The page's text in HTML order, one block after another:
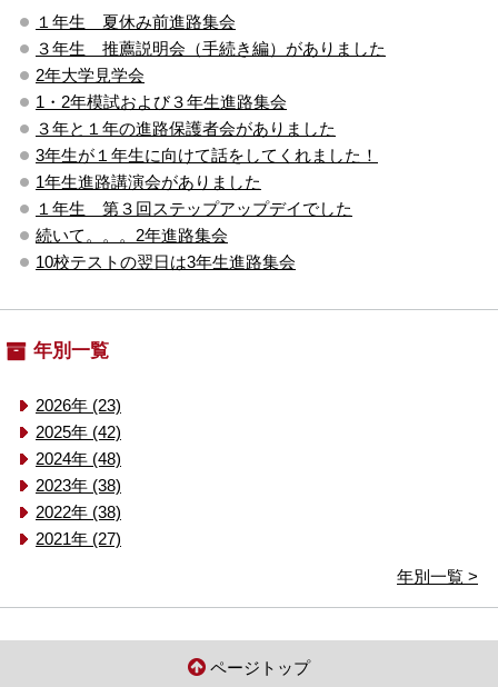
１年生 夏休み前進路集会
３年生 推薦説明会（手続き編）がありました
2年大学見学会
1・2年模試および３年生進路集会
３年と１年の進路保護者会がありました
3年生が１年生に向けて話をしてくれました！
1年生進路講演会がありました
１年生 第３回ステップアップデイでした
続いて。。。2年進路集会
10校テストの翌日は3年生進路集会
年別一覧
2026年 (23)
2025年 (42)
2024年 (48)
2023年 (38)
2022年 (38)
2021年 (27)
年別一覧 >
ページトップ